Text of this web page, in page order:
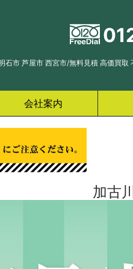
市 芦屋市 西宮市/無料見積 高価買取
会社案内
加古